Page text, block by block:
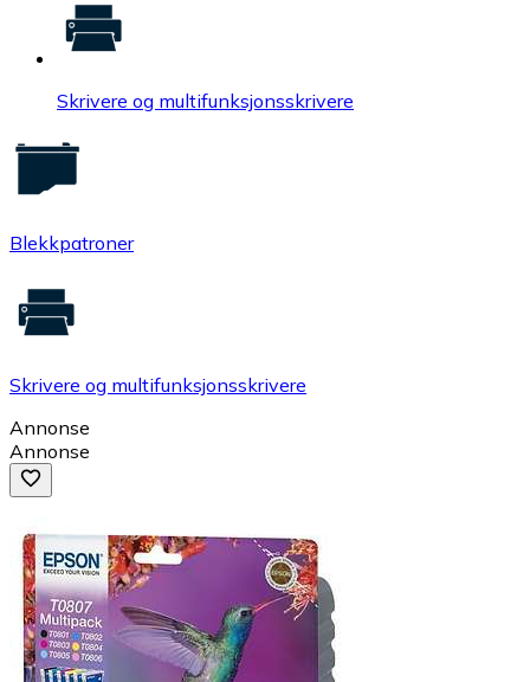
Skrivere og multifunksjonsskrivere
Blekkpatroner
Skrivere og multifunksjonsskrivere
Annonse
Annonse